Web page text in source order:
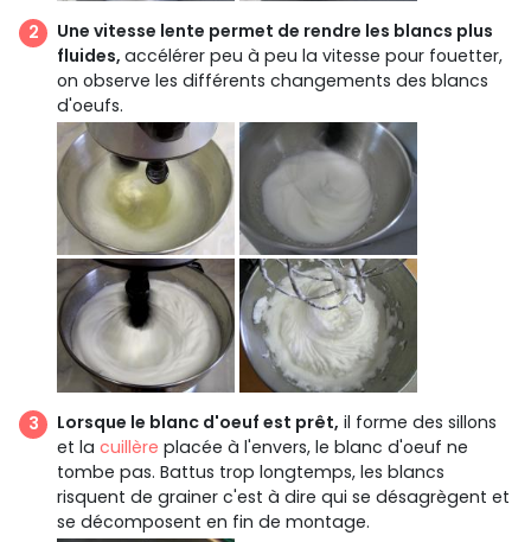
Une vitesse lente permet de rendre les blancs plus
fluides, accélérer peu à peu la vitesse pour fouetter,
on observe les différents changements des blancs
d'oeufs.
Lorsque le blanc d'oeuf est prêt, il forme des sillons
et la cuillère placée à l'envers, le blanc d'oeuf ne
tombe pas. Battus trop longtemps, les blancs
risquent de grainer c'est à dire qui se désagrègent et
se décomposent en fin de montage.